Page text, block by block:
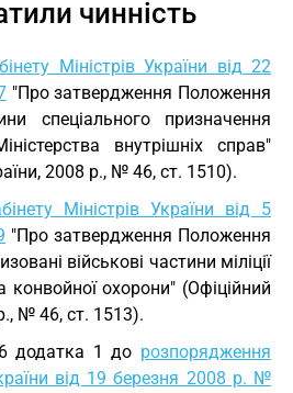
чинність
Міністрів України від 22
"Про затвердження Положення
спеціального призначення
внутрішніх справ"
2008 р., № 46, ст. 1510).
Міністрів України від 5
"Про затвердження Положення
військові частини міліції
конвойної охорони" (Офіційний
№ 46, ст. 1513).
додатка 1 до розпорядження
від 19 березня 2008 р. №